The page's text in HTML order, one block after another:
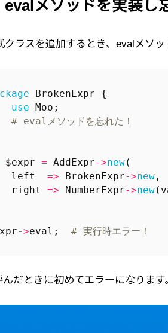
evalメソッドを実装し
クラスを追加するとき、evalメソ
BrokenExpr
{
use Moo ;
# evalメソッドを忘れた！
$expr = AddExpr->new(
left
=> BrokenExpr->new ,
right
=> NumberExpr->new(
->eval ; # 実行時エラー！
んだときに初めてエラーになりま